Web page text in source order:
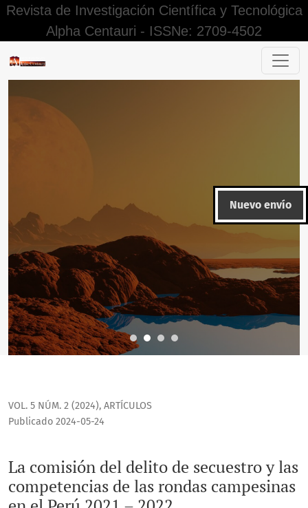
Revista de Investigación Científica y Tecnológica
Alpha Centauri - ISSNe: 2709-4502
La comisión del delito de secuestro y las competencias de
Nuevo envío
VOL. 5 NÚM. 2 (2024), ARTÍCULOS
La comisión del delito de secuestro y las
competencias de las rondas campesinas
Publicado 2024-05-24